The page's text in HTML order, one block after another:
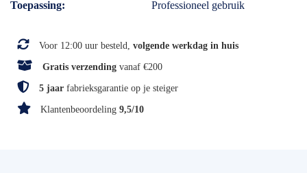
Toepassing
Professioneel gebruik
Voor 12:00 uur besteld, volgende werkdag in huis
Gratis verzending vanaf €200
5 jaar fabrieksgarantie op je steiger
Klantenbeoordeling 9,5/10